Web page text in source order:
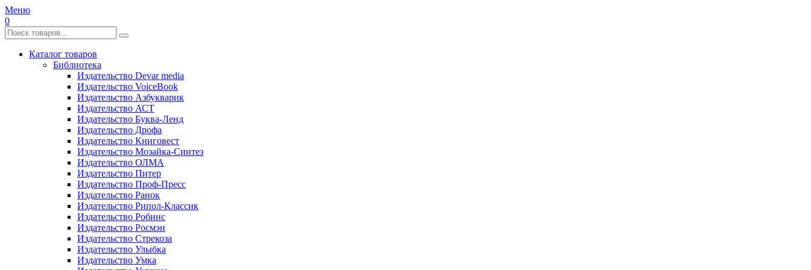
Меню
0
Каталог товаров
Библиотека
Издательство Devar media
Издательство VoiceBook
Издательство Азбукварик
Издательство АСТ
Издательство Буква-Ленд
Издательство Дрофа
Издательство Книговест
Издательство Мозайка-Синтез
Издательство ОЛМА
Издательство Питер
Издательство Проф-Пресс
Издательство Ранок
Издательство Рипол-Классик
Издательство Робинс
Издательство Росмэн
Издательство Стрекоза
Издательство Улыбка
Издательство Умка